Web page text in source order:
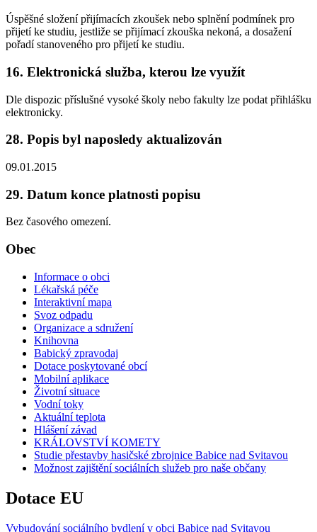
Úspěšné složení přijímacích zkoušek nebo splnění podmínek pro
přijetí ke studiu, jestliže se přijímací zkouška nekoná, a dosažení
pořadí stanoveného pro přijetí ke studiu.
16. Elektronická služba, kterou lze využít
Dle dispozic příslušné vysoké školy nebo fakulty lze podat přihlášku
elektronicky.
28. Popis byl naposledy aktualizován
09.01.2015
29. Datum konce platnosti popisu
Bez časového omezení.
Obec
Informace o obci
Lékařská péče
Interaktivní mapa
Svoz odpadu
Organizace a sdružení
Knihovna
Babický zpravodaj
Dotace poskytované obcí
Mobilní aplikace
Životní situace
Vodní toky
Aktuální teplota
Hlášení závad
KRÁLOVSTVÍ KOMETY
Studie přestavby hasičské zbrojnice Babice nad Svitavou
Možnost zajištění sociálních služeb pro naše občany
Dotace EU
Vybudování sociálního bydlení v obci Babice nad Svitavou